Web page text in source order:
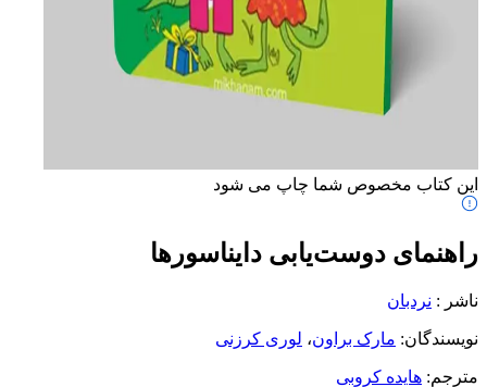
این کتاب مخصوص شما چاپ می شود
راهنمای دوست‌یابی دایناسورها
ناشر : نردبان
نویسندگان: مارک براون، لوری کرزنی
مترجم: هایده کروبی